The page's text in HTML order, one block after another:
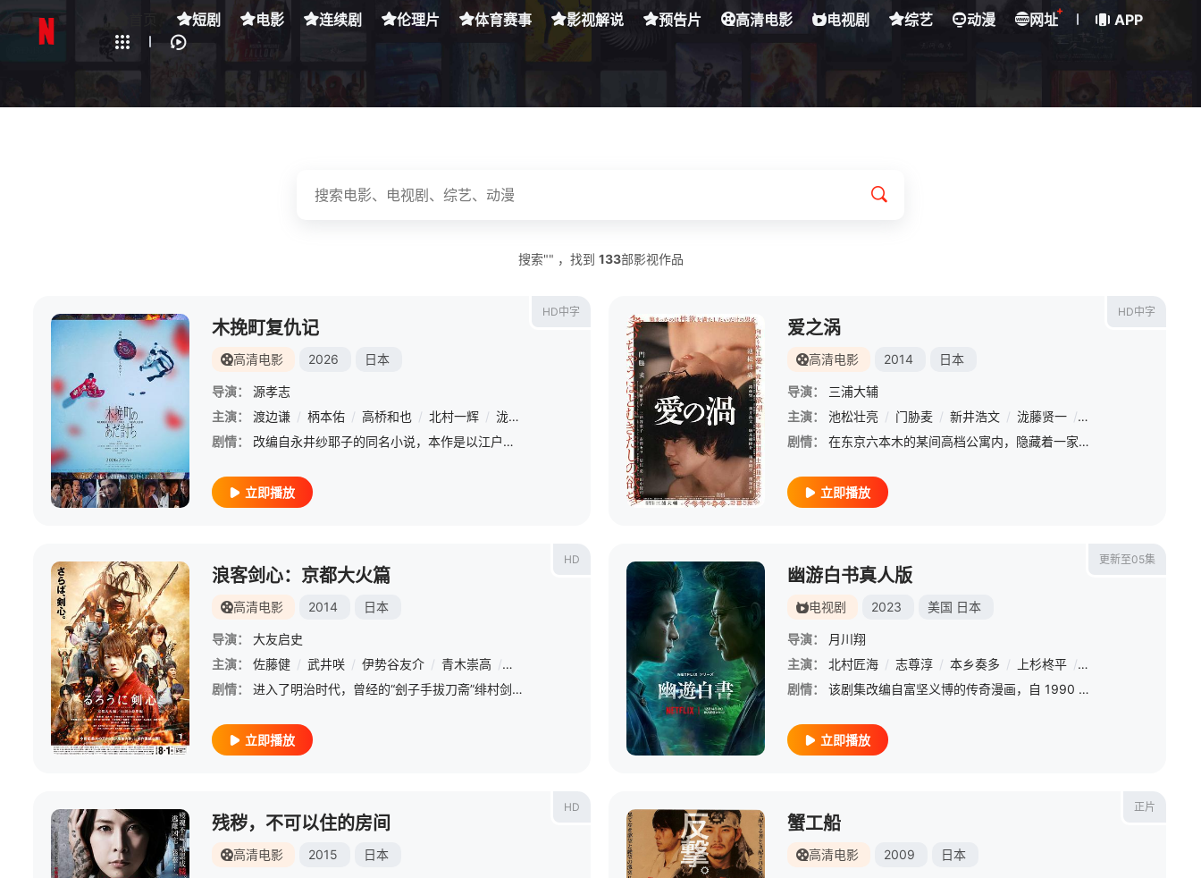
短剧 电影 连续剧 伦理片 体育赛事 影视解说 预告片 高清电影 电视剧 综艺 动漫 网址
+
APP
载客户端
搜索"" ，找到 133部影视作品
HD中字
木挽町复仇记
高清电影 2026 日本
导演：
源孝志
主演：
渡边谦 / 柄本佑 / 高桥和也 / 北村一辉 / 泷藤贤一 石桥莲司 / 野村周平 / 濑户康史 泽口靖子 / 正名仆蔵 / 山口马木也 / 长尾谦杜
剧情：
改编自永井纱耶子的同名小说，本作是以江户歌舞伎町轰动一时的事件为背景的时代剧。某个雪夜，歌舞伎剧场附近发生美少年菊之助成功复仇的故事。事件因多人目睹而被传为美谈，但一年半后，自称菊之助亲属的武士加濑总
立即播放
HD中字
爱之涡
高清电影 2014 日本
导演：
三浦大辅
主演：
池松壮亮 / 门胁麦 / 新井浩文 / 泷藤贤一 / 驹木根隆介
剧情：
在东京六本木的某间高档公寓内，隐藏着一家少为人知的奇特风俗店，营业时间是凌晨零点到早上五点，面向想做爱的男男女女。这一天来的客人是四男四女，还有中途加入的一对情侣。这些身份性格迥异的人，将在这五个小时
立即播放
HD
浪客剑心：京都大火篇
高清电影 2014 日本
导演：
大友启史
主演：
佐藤健 / 武井咲 / 伊势谷友介 / 青木崇高 / 苍井优 / 土屋太凤 田中泯 / 宫泽和史 小泽征悦 / 泷藤贤一 / 三浦涼介 / 丸山智己
剧情：
进入了明治时代，曾经的“刽子手拔刀斋”绯村剑心（佐藤健 饰）已经习惯了神谷道场的安宁生活。谁知就在这一天，倒幕战争时的旧友——号称维新三杰之一的大久保利通（宫泽和史 饰）将其请去。原来继承了剑心刽子手
立即播放
更新至05集
幽游白书真人版
电视剧 2023 美国 日本
导演：
月川翔
主演：
北村匠海 / 志尊淳 / 本乡奏多 / 上杉柊平 / 白石圣
剧情：
该剧集改编自富坚义博的传奇漫画，自 1990 年起，该漫画连续四年在《周刊少年 Jump》上连载，由集英社出版。漫画故事围绕成天打架的浦饭幽助展开，他为了保护一个孩子而在事故中丧生。死后的他还能看到地
立即播放
HD
残秽，不可以住的房间
高清电影 2015 日本
正片
蟹工船
高清电影 2009 日本